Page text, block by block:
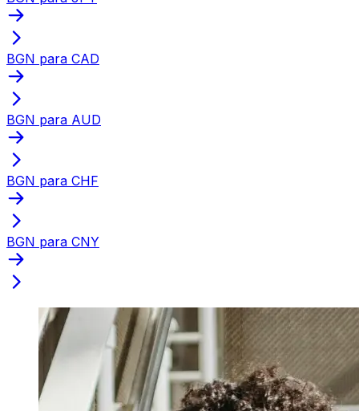
BGN para CAD
BGN para AUD
BGN para CHF
BGN para CNY